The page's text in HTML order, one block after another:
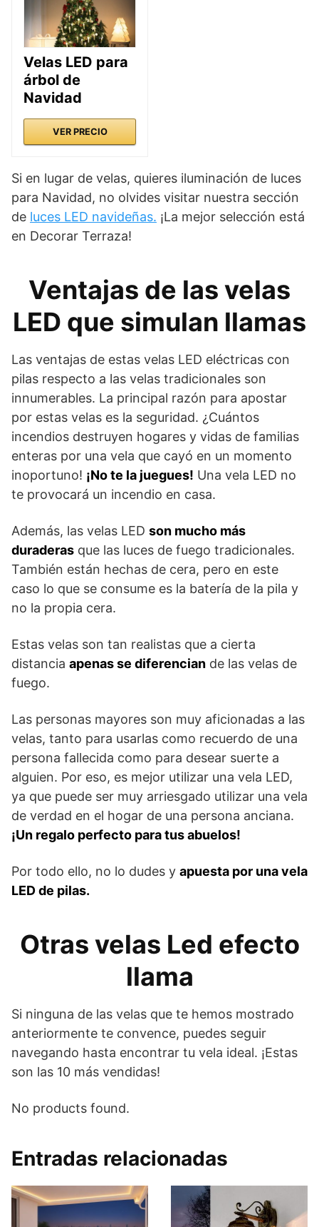
Velas LED para
árbol de
Navidad
VER PRECIO
Si en lugar de velas, quieres iluminación de luces
para Navidad, no olvides visitar nuestra sección
de luces LED navideñas. ¡La mejor selección está
en Decorar Terraza!
Ventajas de las velas
LED que simulan llamas
Las ventajas de estas velas LED eléctricas con
pilas respecto a las velas tradicionales son
innumerables. La principal razón para apostar
por estas velas es la seguridad. ¿Cuántos
incendios destruyen hogares y vidas de familias
enteras por una vela que cayó en un momento
inoportuno! ¡No te la juegues! Una vela LED no
te provocará un incendio en casa.
Además, las velas LED son mucho más
duraderas que las luces de fuego tradicionales.
También están hechas de cera, pero en este
caso lo que se consume es la batería de la pila y
no la propia cera.
Estas velas son tan realistas que a cierta
distancia apenas se diferencian de las velas de
fuego.
Las personas mayores son muy aficionadas a las
velas, tanto para usarlas como recuerdo de una
persona fallecida como para desear suerte a
alguien. Por eso, es mejor utilizar una vela LED,
ya que puede ser muy arriesgado utilizar una vela
de verdad en el hogar de una persona anciana.
¡Un regalo perfecto para tus abuelos!
Por todo ello, no lo dudes y apuesta por una vela
LED de pilas.
Otras velas Led efecto
llama
Si ninguna de las velas que te hemos mostrado
anteriormente te convence, puedes seguir
navegando hasta encontrar tu vela ideal. ¡Estas
son las 10 más vendidas!
No products found.
Entradas relacionadas